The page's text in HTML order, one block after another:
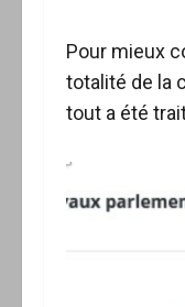
Pour mieux
totalité de la
tout a été